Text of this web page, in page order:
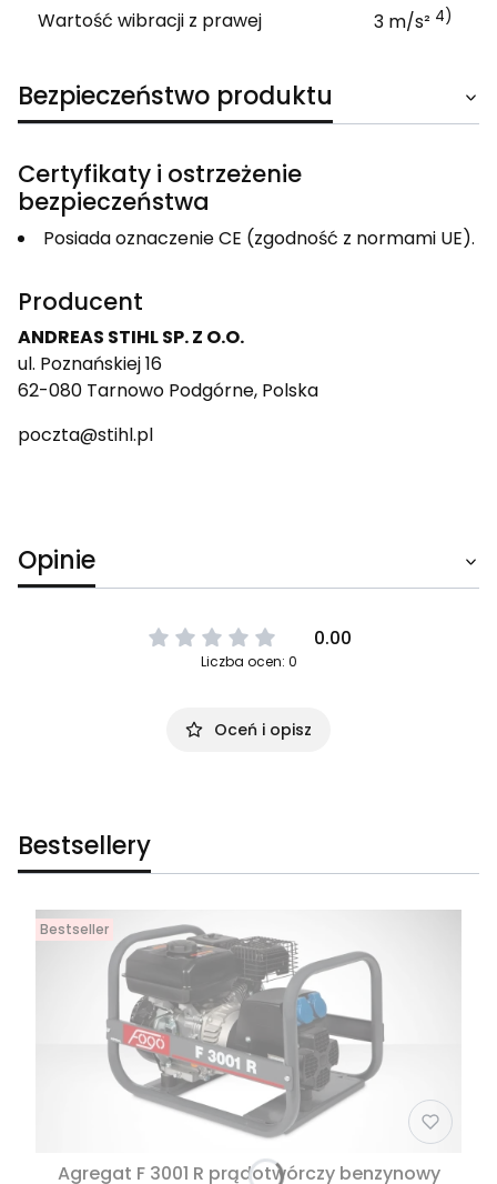
Wartość wibracji z prawej
3 m/s² 4)
Bezpieczeństwo produktu
Certyfikaty i ostrzeżenie
bezpieczeństwa
Posiada oznaczenie CE (zgodność z normami UE).
Producent
ANDREAS STIHL SP. Z O.O.
ul. Poznańskiej 16
62-080 Tarnowo Podgórne, Polska
poczta@stihl.pl
Opinie
0.00
Liczba ocen: 0
Oceń i opisz
Bestsellery
Bestseller
Agregat F 3001 R prądotwórczy benzynowy